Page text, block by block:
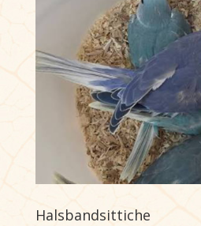
Halsbandsittiche